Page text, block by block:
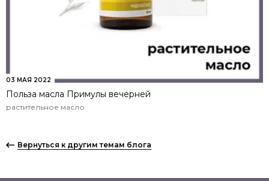
03 МАЯ 2022
Польза масла Примулы вечерней
растительное масло
Вернуться к другим темам блога